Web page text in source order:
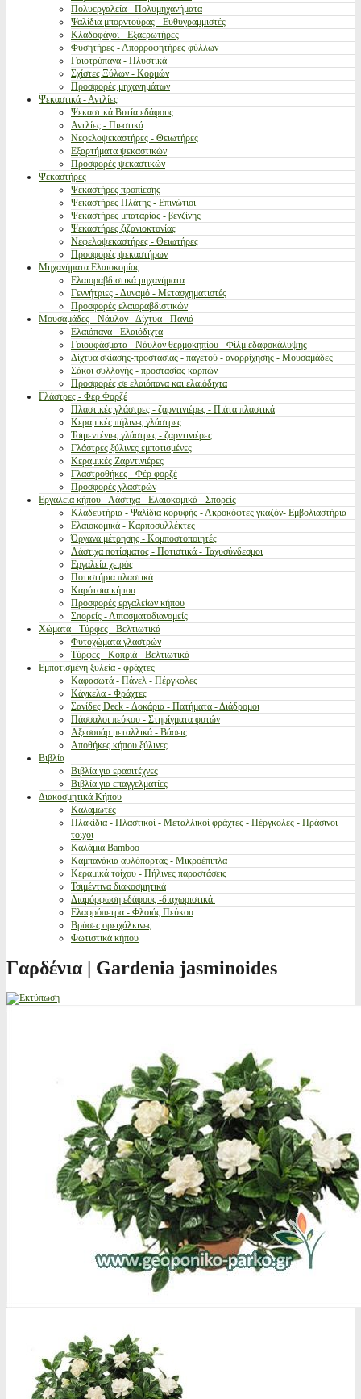
Πολυεργαλεία - Πολυμηχανήματα
Ψαλίδια μπορντούρας - Ευθυγραμμιστές
Κλαδοφάγοι - Εξαερωτήρες
Φυσητήρες - Απορροφητήρες φύλλων
Γαιοτρύπανα - Πλυστικά
Σχίστες Ξύλων - Κορμών
Προσφορές μηχανημάτων
Ψεκαστικά - Αντλίες
Ψεκαστικά Βυτία εδάφους
Αντλίες - Πιεστικά
Νεφελοψεκαστήρες - Θειωτήρες
Εξαρτήματα ψεκαστικών
Προσφορές ψεκαστικών
Ψεκαστήρες
Ψεκαστήρες προπίεσης
Ψεκαστήρες Πλάτης - Επινώτιοι
Ψεκαστήρες μπαταρίας - βενζίνης
Ψεκαστήρες ζιζανιοκτονίας
Νεφελοψεκαστήρες - Θειωτήρες
Προσφορές ψεκαστήρων
Μηχανήματα Ελαιοκομίας
Ελαιοραβδιστικά μηχανήματα
Γεννήτριες - Δυναμό - Μετασχηματιστές
Προσφορές ελαιοραβδιστικών
Μουσαμάδες - Νάυλον - Δίχτυα - Πανιά
Ελαιόπανα - Ελαιόδιχτα
Γαιουφάσματα - Νάυλον θερμοκηπίου - Φίλμ εδαφοκάλυψης
Δίχτυα σκίασης-προστασίας - παγετού - αναρρίχησης - Μουσαμάδες
Σάκοι συλλογής - προστασίας καρπών
Προσφορές σε ελαιόπανα και ελαιόδιχτα
Γλάστρες - Φερ Φορζέ
Πλαστικές γλάστρες - ζαρντινιέρες - Πιάτα πλαστικά
Κεραμικές πήλινες γλάστρες
Τσιμεντένιες γλάστρες - ζαρντινιέρες
Γλάστρες ξύλινες εμποτισμένες
Κεραμικές Ζαρντινιέρες
Γλαστροθήκες - Φέρ φορζέ
Προσφορές γλαστρών
Εργαλεία κήπου - Λάστιχα - Ελαιοκομικά - Σπορείς
Κλαδευτήρια - Ψαλίδια κορυφής - Ακροκόφτες γκαζόν- Εμβολιαστήρια
Ελαιοκομικά - Καρποσυλλέκτες
Όργανα μέτρησης - Κομποστοποιητές
Λάστιχα ποτίσματος - Ποτιστικά - Ταχυσύνδεσμοι
Εργαλεία χειρός
Ποτιστήρια πλαστικά
Καρότσια κήπου
Προσφορές εργαλείων κήπου
Σπορείς - Λιπασματοδιανομείς
Χώματα - Τύρφες - Βελτιωτικά
Φυτοχώματα γλαστρών
Τύρφες - Κοπριά - Βελτιωτικά
Εμποτισμένη ξυλεία - φράχτες
Καφασωτά - Πάνελ - Πέργκολες
Κάγκελα - Φράχτες
Σανίδες Deck - Δοκάρια - Πατήματα - Διάδρομοι
Πάσσαλοι πεύκου - Στηρίγματα φυτών
Αξεσουάρ μεταλλικά - Βάσεις
Αποθήκες κήπου ξύλινες
Βιβλία
Βιβλία για ερασιτέχνες
Βιβλία για επαγγελματίες
Διακοσμητικά Κήπου
Καλαμωτές
Πλακίδια - Πλαστικοί - Μεταλλικοί φράχτες - Πέργκολες - Πράσινοι
τοίχοι
Καλάμια Bamboo
Καμπανάκια αυλόπορτας - Μικροέπιπλα
Κεραμικά τοίχου - Πήλινες παραστάσεις
Τσιμέντινα διακοσμητικά
Διαμόρφωση εδάφους -διαχωριστικά.
Ελαφρόπετρα - Φλοιός Πεύκου
Βρύσες ορειχάλκινες
Φωτιστικά κήπου
Γαρδένια | Gardenia jasminoides